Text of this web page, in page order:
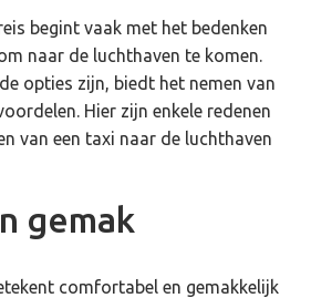
begint vaak met het bedenken
naar de luchthaven te komen.
opties zijn, biedt het nemen van
Hier zijn enkele redenen
van een taxi naar de luchthaven
gemak
comfortabel en gemakkelijk